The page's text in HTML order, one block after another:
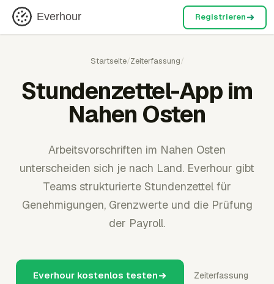
Everhour Registrieren
Startseite/Zeiterfassung/
Stundenzettel-App im
Nahen Osten
Arbeitsvorschriften im Nahen Osten
unterscheiden sich je nach Land. Everhour gibt
Teams strukturierte Stundenzettel für
Genehmigungen, Grenzwerte und die Prüfung
der Payroll.
Everhour kostenlos testen Zeiterfassung